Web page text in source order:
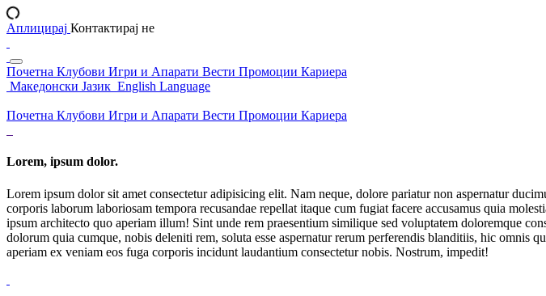
Аплицирај Контактирај не
Почетна Клубови Игри и Апарати Вести Промоции Кариера
Македонски Јазик English Language
Почетна Клубови Игри и Апарати Вести Промоции Кариера
Lorem, ipsum dolor.
Lorem ipsum dolor sit amet consectetur adipisicing elit. Nam neque, dolore pariatur non aspernatur
corporis laborum laboriosam tempora recusandae repellat itaque cum fugiat facere accusamus quia
ipsum architecto quo aperiam illum! Sint unde rem praesentium similique sed voluptatem doloremque
dolorum quia cumque, nobis deleniti rem, soluta esse aspernatur rerum perferendis blanditiis, hic omnis
aperiam ex veniam eos fuga corporis incidunt laudantium consectetur nobis. Nostrum, impedit!